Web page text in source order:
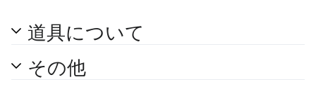
道具について
その他